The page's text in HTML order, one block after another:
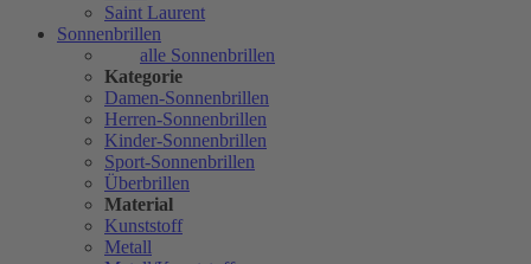
Saint Laurent
Sonnenbrillen
alle Sonnenbrillen
Kategorie
Damen-Sonnenbrillen
Herren-Sonnenbrillen
Kinder-Sonnenbrillen
Sport-Sonnenbrillen
Überbrillen
Material
Kunststoff
Metall